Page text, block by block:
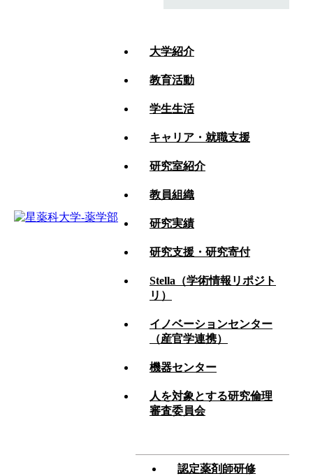
大学紹介
教育活動
学生生活
キャリア・就職支援
研究室紹介
教員組織
研究実績
研究支援・研究寄付
Stella（学術情報リポジト
リ）
イノベーションセンター
（産官学連携）
機器センター
人を対象とする研究倫理
審査委員会
認定薬剤師研修
キャリア・就職支援
研究支援・研究寄付